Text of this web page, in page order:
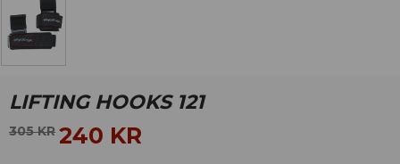
LIFTING HOOKS 121
305KR 240 KR